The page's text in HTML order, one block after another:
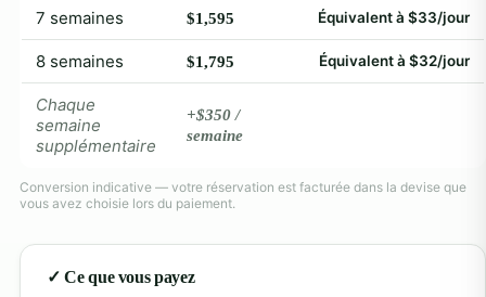
7 semaines $1,595 Équivalent à $33/jour
8 semaines $1,795 Équivalent à $32/jour
Chaque
semaine
supplémentaire
+$350 /
semaine
Conversion indicative — votre réservation est facturée dans la devise que
vous avez choisie lors du paiement.
✓ Ce que vous payez